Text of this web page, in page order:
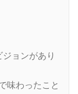
ョンがあり
味わったこと